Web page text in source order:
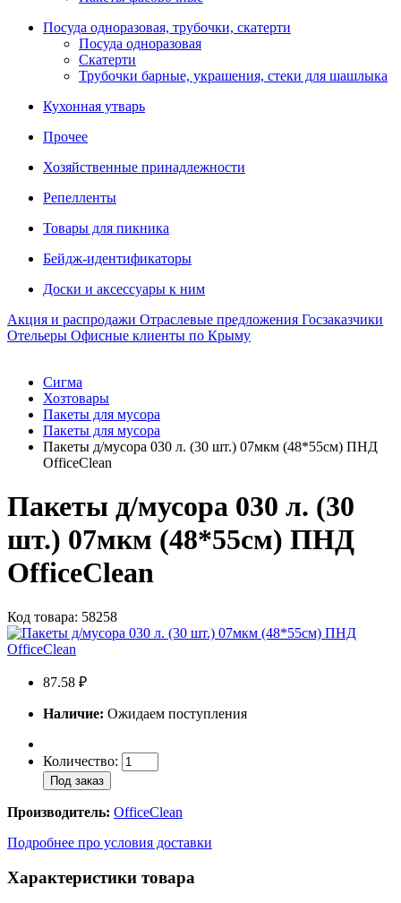
Посуда одноразовая, трубочки, скатерти
Посуда одноразовая
Скатерти
Трубочки барные, украшения, стеки для шашлыка
Кухонная утварь
Прочее
Хозяйственные принадлежности
Репелленты
Товары для пикника
Бейдж-идентификаторы
Доски и аксессуары к ним
Акция и распродажи Отраслевые предложения Госзаказчики
Отельеры Офисные клиенты по Крыму
Сигма
Хозтовары
Пакеты для мусора
Пакеты для мусора
Пакеты д/мусора 030 л. (30 шт.) 07мкм (48*55см) ПНД
OfficeClean
Пакеты д/мусора 030 л. (30
шт.) 07мкм (48*55см) ПНД
OfficeClean
Код товара: 58258
87.58 ₽
Наличие: Ожидаем поступления
Количество:
Под заказ
Производитель: OfficeClean
Подробнее про условия доставки
Характеристики товара